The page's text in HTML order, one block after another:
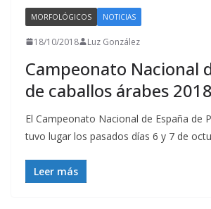
MORFOLÓGICOS NOTICIAS
18/10/2018 Luz González
Campeonato Nacional
de caballos árabes 2018
El Campeonato Nacional de España de
tuvo lugar los pasados días 6 y 7 de
Leer más